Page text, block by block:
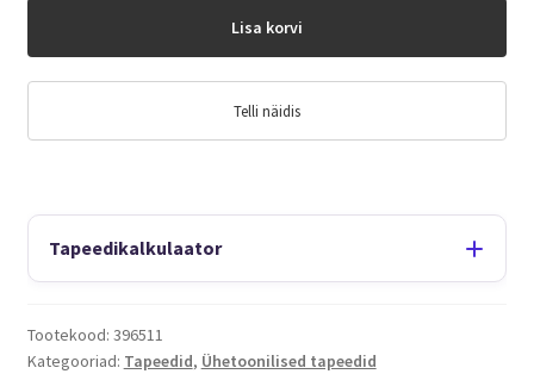
Lisa korvi
Telli näidis
Tapeedikalkulaator
Tootekood: 396511
Kategooriad: Tapeedid, Ühetoonilised tapeedid